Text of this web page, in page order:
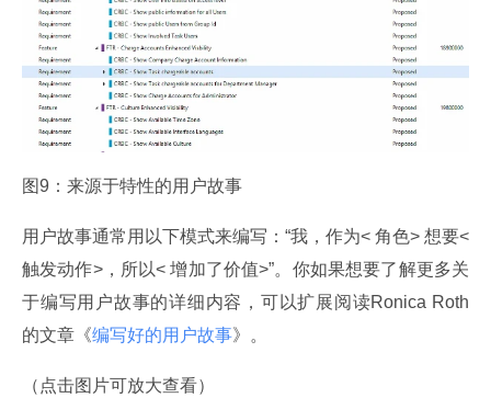
图9：来源于特性的用户故事
用户故事通常用以下模式来编写：“我，作为< 角色> 想要<
触发动作>，所以< 增加了价值>”。你如果想要了解更多关
于编写用户故事的详细内容，可以扩展阅读Ronica Roth
的文章《编写好的用户故事》。
（点击图片可放大查看）